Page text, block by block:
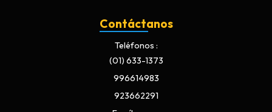
Contáctanos
Teléfonos
(01) 633-1373
996614983
923662291